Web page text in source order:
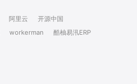
阿里云
开源中国
workerman
酷柚易汛ERP